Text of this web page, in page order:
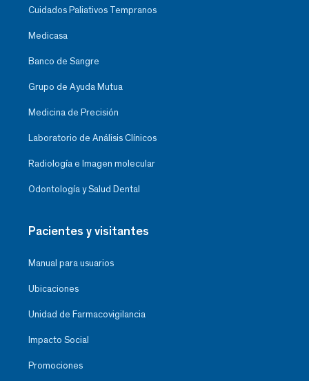
Cuidados Paliativos Tempranos
Medicasa
Banco de Sangre
Grupo de Ayuda Mutua
Medicina de Precisión
Laboratorio de Análisis Clínicos
Radiología e Imagen molecular
Odontología y Salud Dental
Pacientes y visitantes
Manual para usuarios
Ubicaciones
Unidad de Farmacovigilancia
Impacto Social
Promociones